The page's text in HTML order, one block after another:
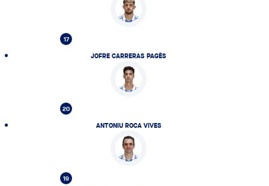
17
JOFRE CARRERAS PAGÈS
20
ANTONIU ROCA VIVES
19